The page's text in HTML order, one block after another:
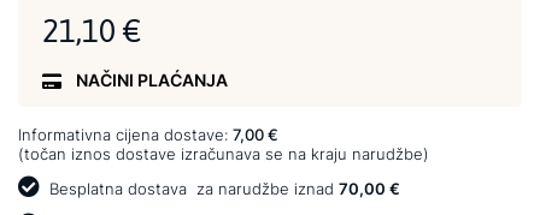
21,10 €
NAČINI PLAĆANJA
Informativna cijena dostave: 7,00 €
(točan iznos dostave izračunava se na kraju narudžbe)
Besplatna dostava za narudžbe iznad 70,00 €